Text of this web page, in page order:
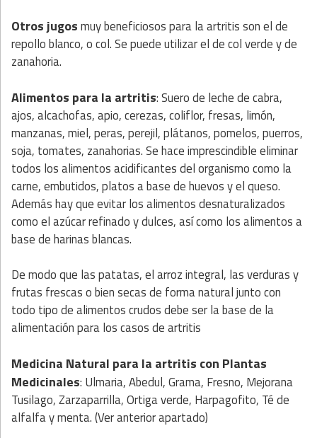
Otros jugosmuy beneficiosos para la artritis son el de
repollo blanco, o col. Se puede utilizar el de col verde y de
zanahoria.
Alimentos para la artritis: Suero de leche de cabra,
ajos, alcachofas, apio, cerezas, coliflor, fresas, limón,
manzanas, miel, peras, perejil, plátanos, pomelos, puerros,
soja, tomates, zanahorias. Se hace imprescindible eliminar
todos los alimentos acidificantes del organismo como la
carne, embutidos, platos a base de huevos y el queso.
Además hay que evitar los alimentos desnaturalizados
como el azúcar refinado y dulces, así como los alimentos a
base de harinas blancas.
De modo que las patatas, el arroz integral, las verduras y
frutas frescas o bien secas de forma natural junto con
todo tipo de alimentos crudos debe ser la base de la
alimentación para los casos de artritis
Medicina Natural para la artritis con Plantas
Medicinales: Ulmaria, Abedul, Grama, Fresno, Mejorana
Tusilago, Zarzaparrilla, Ortiga verde, Harpagofito, Té de
alfalfa y menta. (Ver anterior apartado)